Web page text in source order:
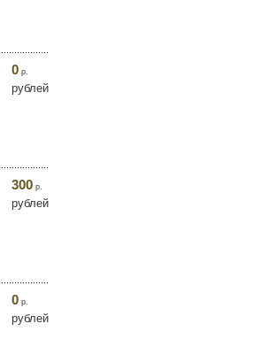
0 р.
рублей
300 р.
рублей
0 р.
рублей